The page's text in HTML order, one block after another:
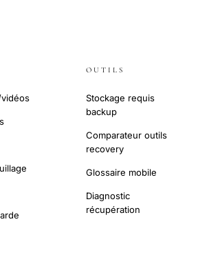
OUTILS
Stockage requis
backup
Comparateur outils
recovery
Glossaire mobile
Diagnostic
récupération